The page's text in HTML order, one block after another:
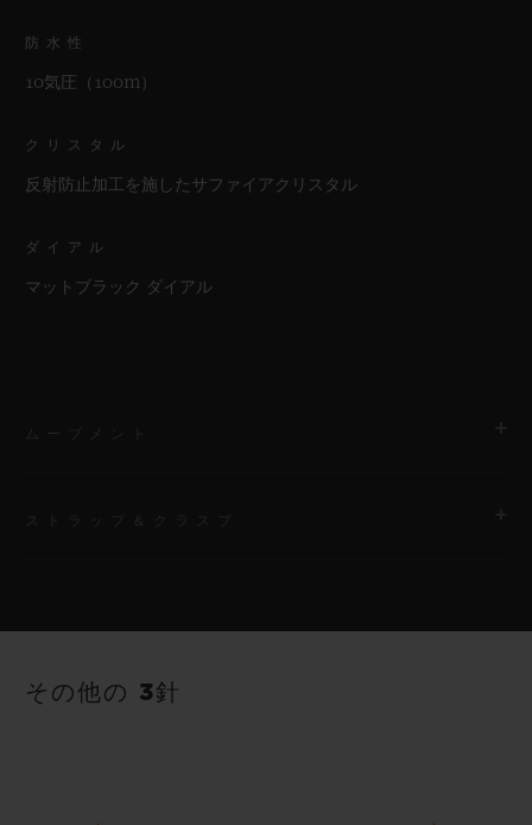
防水性
10気圧（100m）
クリスタル
反射防止加工を施したサファイアクリスタル
ダイアル
マットブラック ダイアル
40時間
ストラップ
その他の 3針